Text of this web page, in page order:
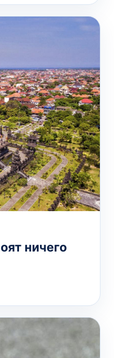
ничего